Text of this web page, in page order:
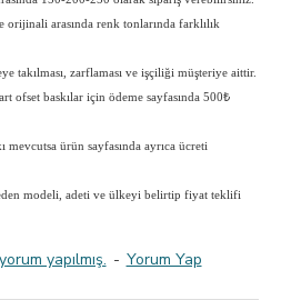
arasında renk tonlarında farklılık
takılması, zarflaması ve işçiliği müşteriye aittir.
ofset baskılar için ödeme sayfasında 500₺
mevcutsa ürün sayfasında ayrıca ücreti
modeli, adeti ve ülkeyi belirtip fiyat teklifi
yapılmış. - Yorum Yap